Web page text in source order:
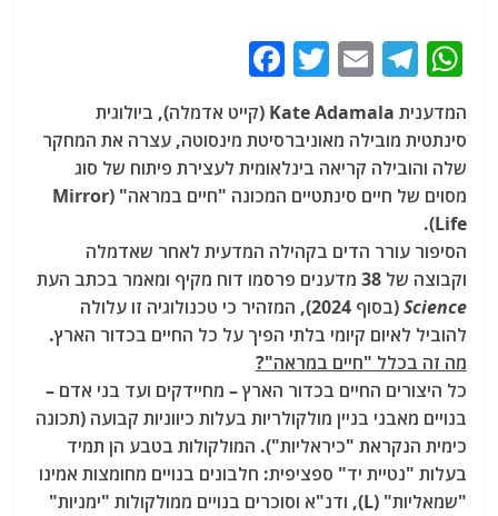
W
at
s
A
p
p
T
el
e
g
ra
m
E
m
ai
l
T
w
itt
er
c
e
b
o
o
k
המדענית Kate Adamala
(קייט אדמלה), ביולוגית
סינתטית מובילה מאוניברסיטת מינסוטה, עצרה את המחקר
שלה והובילה קריאה בינלאומית לעצירת פיתוח של סוג
מסוים של חיים סינתטיים המכונה "חיים במראה" (Mirror
Life)
.
הסיפור עורר הדים בקהילה המדעית לאחר שאדמלה
וקבוצה של 38 מדענים פרסמו דוח מקיף ומאמר בכתב העת
Science
(בסוף 2024), המזהיר כי טכנולוגיה זו עלולה
להוביל לאיום קיומי בלתי הפיך על כל החיים בכדור הארץ.
מה זה בכלל "חיים במראה"?
כל היצורים החיים בכדור הארץ – מחיידקים ועד בני אדם –
בנויים מאבני בניין מולקולריות בעלות כיווניות קבועה (תכונה
כימית הנקראת "כיראליות"). המולקולות בטבע הן תמיד
בעלות "נטיית יד" ספציפית: חלבונים בנויים מחומצות אמינו
"שמאליות" (L), ודנ"א וסוכרים בנויים ממולקולות "ימניות"